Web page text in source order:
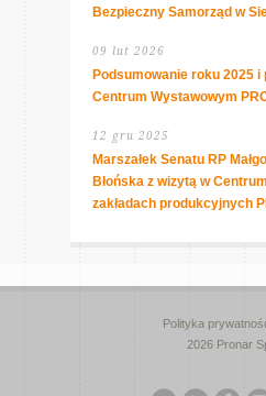
Bezpieczny Samorząd w
09 lut 2026
Podsumowanie roku 2025 i
Centrum Wystawowym
12 gru 2025
Marszałek Senatu RP
Błońska z wizytą w
zakładach produkcyjnych
Polityka
2026 Pronar